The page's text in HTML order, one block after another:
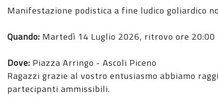
Manifestazione podistica a fine ludico goliardico
Quando: Martedì 14 Luglio 2026, ritrovo ore 20:00
Dove: Piazza Arringo - Ascoli Piceno
Ragazzi grazie al vostro entusiasmo abbiamo
partecipanti ammissibili.